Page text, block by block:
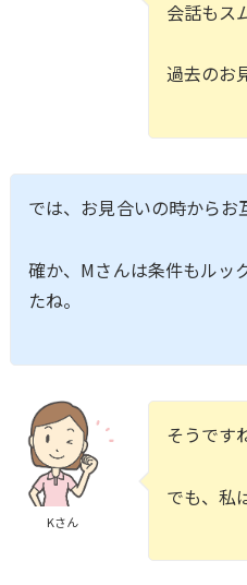
会話もス
過去のお
では、お見合いの時からお
確か、Mさんは条件もルッ
たね。
Kさん
そうです
でも、私